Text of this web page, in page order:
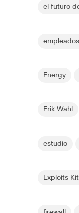
el futuro
Energy
Erik Wahl
estudio
Exploits